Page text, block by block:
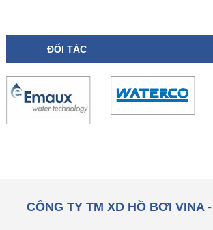
ĐỐI TÁC
CÔNG TY TM XD HỒ BƠI VINA